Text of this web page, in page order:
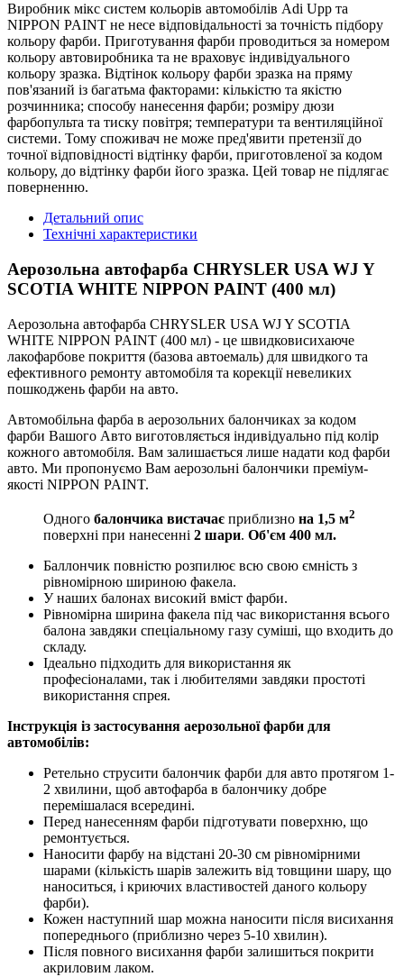
Виробник мікс систем кольорів автомобілів Adi Upp та
NIPPON PAINT не несе відповідальності за точність підбору
кольору фарби. Приготування фарби проводиться за номером
кольору автовиробника та не враховує індивідуального
кольору зразка. Відтінок кольору фарби зразка на пряму
пов'язаний із багатьма факторами: кількістю та якістю
розчинника; способу нанесення фарби; розміру дюзи
фарбопульта та тиску повітря; температури та вентиляційної
системи. Тому споживач не може пред'явити претензії до
точної відповідності відтінку фарби, приготовленої за кодом
кольору, до відтінку фарби його зразка. Цей товар не підлягає
поверненню.
Детальний опис
Технічні характеристики
Аерозольна автофарба CHRYSLER USA WJ Y
SCOTIA WHITE NIPPON PAINT (400 мл)
Аерозольна автофарба CHRYSLER USA WJ Y SCOTIA
WHITE NIPPON PAINT (400 мл) - це швидковисихаюче
лакофарбове покриття (базова автоемаль) для швидкого та
ефективного ремонту автомобіля та корекції невеликих
пошкоджень фарби на авто.
Автомобільна фарба в аерозольних балончиках за кодом
фарби Вашого Авто виготовляється індивідуально під колір
кожного автомобіля. Вам залишається лише надати код фарби
авто. Ми пропонуємо Вам аерозольні балончики преміум-
якості NIPPON PAINT.
Одного балончика вистачає приблизно на 1,5 м2
поверхні при нанесенні 2 шари. Об'єм 400 мл.
Баллончик повністю розпилює всю свою ємність з
рівномірною шириною факела.
У наших балонах високий вміст фарби.
Рівномірна ширина факела під час використання всього
балона завдяки спеціальному газу суміші, що входить до
складу.
Ідеально підходить для використання як
професіоналами, так і любителями завдяки простоті
використання спрея.
Інструкція із застосування аерозольної фарби для
автомобілів:
Ретельно струсити балончик фарби для авто протягом 1-
2 хвилини, щоб автофарба в балончику добре
перемішалася всередині.
Перед нанесенням фарби підготувати поверхню, що
ремонтується.
Наносити фарбу на відстані 20-30 см рівномірними
шарами (кількість шарів залежить від товщини шару, що
наноситься, і криючих властивостей даного кольору
фарби).
Кожен наступний шар можна наносити після висихання
попереднього (приблизно через 5-10 хвилин).
Після повного висихання фарби залишиться покрити
акриловим лаком.